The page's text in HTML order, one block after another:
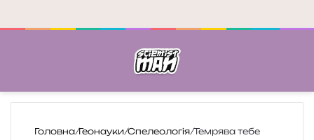
Головна/Геонауки/Спелеологія/Темрява тебе